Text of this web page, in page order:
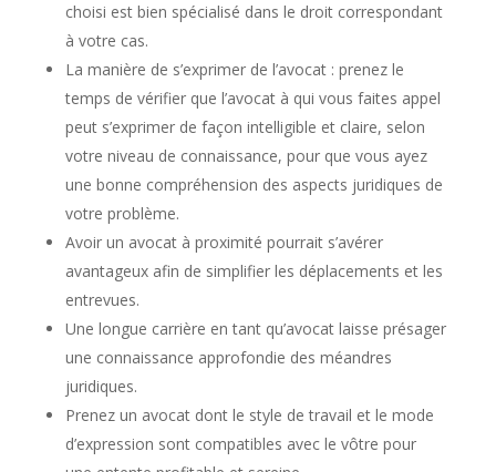
choisi est bien spécialisé dans le droit correspondant
à votre cas.
La manière de s’exprimer de l’avocat : prenez le
temps de vérifier que l’avocat à qui vous faites appel
peut s’exprimer de façon intelligible et claire, selon
votre niveau de connaissance, pour que vous ayez
une bonne compréhension des aspects juridiques de
votre problème.
Avoir un avocat à proximité pourrait s’avérer
avantageux afin de simplifier les déplacements et les
entrevues.
Une longue carrière en tant qu’avocat laisse présager
une connaissance approfondie des méandres
juridiques.
Prenez un avocat dont le style de travail et le mode
d’expression sont compatibles avec le vôtre pour